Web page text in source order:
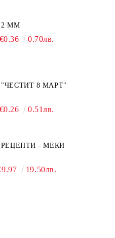
ММ
€0.36 0.70лв.
8 МАРТ"
€0.26 0.51лв.
РЕЦЕПТИ - МЕКИ
19.50лв.